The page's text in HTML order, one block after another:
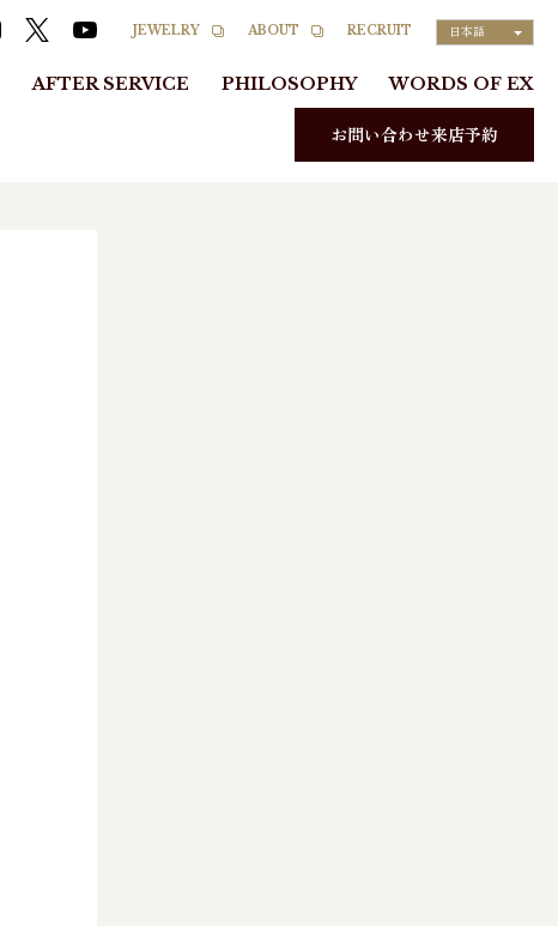
JEWELRY ABOUT RECRUIT 日本語
AFTER SERVICE PHILOSOPHY WORDS OF EX
お問い合わせ来店予約